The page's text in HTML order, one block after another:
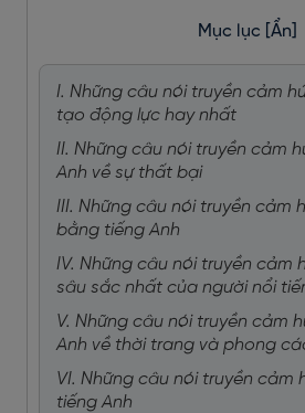
Mục lục [Ẩn]
I. Những câu nói truyền cảm
tạo động lực hay nhất
II. Những câu nói truyền cảm
Anh về sự thất bại
III. Những câu nói truyền cảm
bằng tiếng Anh
IV. Những câu nói truyền cảm
sâu sắc nhất của người nổi
V. Những câu nói truyền cảm
Anh về thời trang và phong
VI. Những câu nói truyền cảm
tiếng Anh